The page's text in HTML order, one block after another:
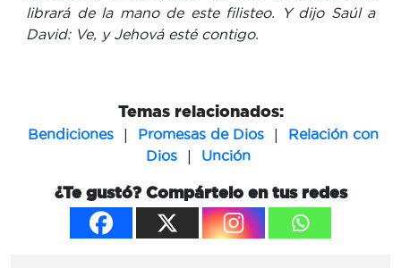
librará de la mano de este filisteo. Y dijo Saúl a
David: Ve, y Jehová esté contigo.
Temas relacionados:
Bendiciones | Promesas de Dios |
Relación con
Dios
| Unción
¿Te gustó? Compártelo en tus redes